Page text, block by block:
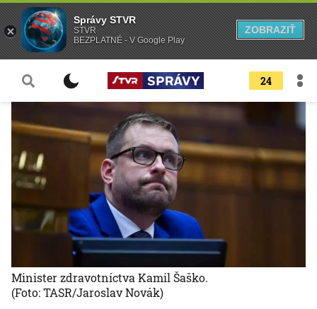
24
Minister zdravotníctva Kamil Šaško.
(Foto: TASR/Jaroslav Novák)
Správy STVR
STVR
BEZPLATNÉ - V Google Play
ZOBRAZIŤ